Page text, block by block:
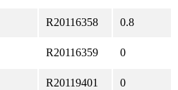
R20116358 0.8
R20116359 0
R20119401 0